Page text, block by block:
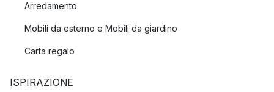
Arredamento
Mobili da esterno e Mobili da giardino
Carta regalo
ISPIRAZIONE